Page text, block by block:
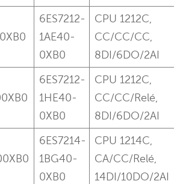
6ES7212-
1AE40-
0XB0
CPU 1212C,
CC/CC/CC,
8DI/6DO/2AI
6ES7212-
1HE40-
0XB0
CPU 1212C,
CC/CC/Relé,
8DI/6DO/2AI
6ES7214-
1BG40-
0XB0
CPU 1214C,
CA/CC/Relé,
14DI/10DO/2AI